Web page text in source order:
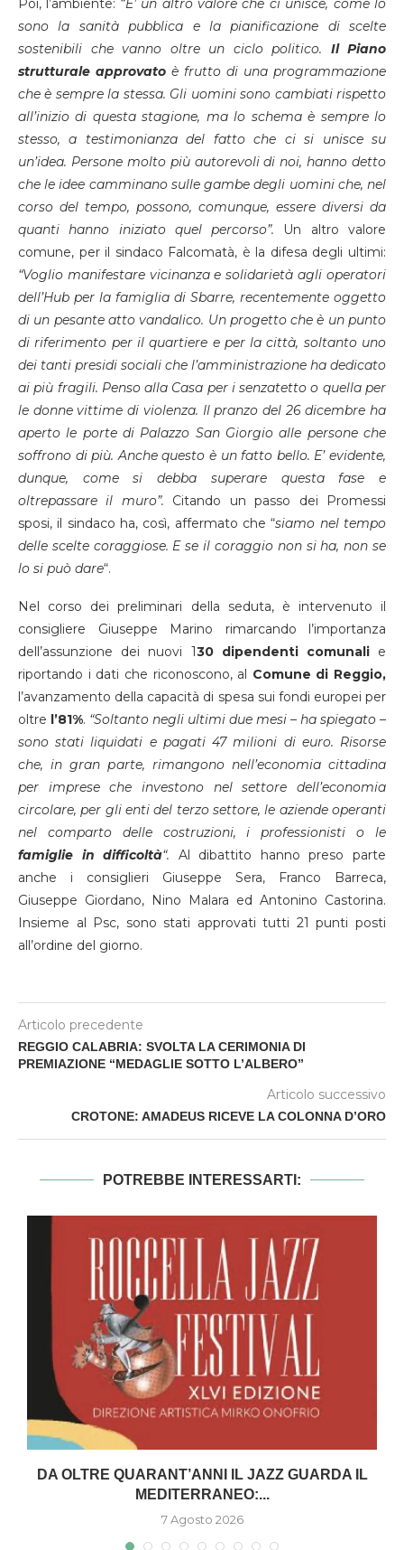
Poi, l’ambiente: “E’ un altro valore che ci unisce, come lo
sono la sanità pubblica e la pianificazione di scelte
sostenibili che vanno oltre un ciclo politico. Il Piano
strutturale approvato è frutto di una programmazione
che è sempre la stessa. Gli uomini sono cambiati rispetto
all’inizio di questa stagione, ma lo schema è sempre lo
stesso, a testimonianza del fatto che ci si unisce su
un’idea. Persone molto più autorevoli di noi, hanno detto
che le idee camminano sulle gambe degli uomini che, nel
corso del tempo, possono, comunque, essere diversi da
quanti hanno iniziato quel percorso”. Un altro valore
comune, per il sindaco Falcomatà, è la difesa degli ultimi:
“Voglio manifestare vicinanza e solidarietà agli operatori
dell’Hub per la famiglia di Sbarre, recentemente oggetto
di un pesante atto vandalico. Un progetto che è un punto
di riferimento per il quartiere e per la città, soltanto uno
dei tanti presidi sociali che l’amministrazione ha dedicato
ai più fragili. Penso alla Casa per i senzatetto o quella per
le donne vittime di violenza. Il pranzo del 26 dicembre ha
aperto le porte di Palazzo San Giorgio alle persone che
soffrono di più. Anche questo è un fatto bello. E’ evidente,
dunque, come si debba superare questa fase e
oltrepassare il muro”. Citando un passo dei Promessi
sposi, il sindaco ha, così, affermato che “siamo nel tempo
delle scelte coraggiose. E se il coraggio non si ha, non se
lo si può dare“.
Nel corso dei preliminari della seduta, è intervenuto il
consigliere Giuseppe Marino rimarcando l’importanza
dell’assunzione dei nuovi 130 dipendenti comunalie
riportando i dati che riconoscono, al Comune di Reggio,
l’avanzamento della capacità di spesa sui fondi europei per
oltre l’81%. “Soltanto negli ultimi due mesi – ha spiegato –
sono stati liquidati e pagati 47 milioni di euro. Risorse
che, in gran parte, rimangono nell’economia cittadina
per imprese che investono nel settore dell’economia
circolare, per gli enti del terzo settore, le aziende operanti
nel comparto delle costruzioni, i professionisti o le
famiglie in difficoltà“. Al dibattito hanno preso parte
anche i consiglieri Giuseppe Sera, Franco Barreca,
Giuseppe Giordano, Nino Malara ed Antonino Castorina.
Insieme al Psc, sono stati approvati tutti 21 punti posti
all’ordine del giorno.
Articolo precedente
REGGIO CALABRIA: SVOLTA LA CERIMONIA DI
PREMIAZIONE “MEDAGLIE SOTTO L’ALBERO”
Articolo successivo
CROTONE: AMADEUS RICEVE LA COLONNA D’ORO
POTREBBE INTERESSARTI:
DA OLTRE QUARANT’ANNI IL JAZZ GUARDA IL
MEDITERRANEO:...
7 Agosto 2026